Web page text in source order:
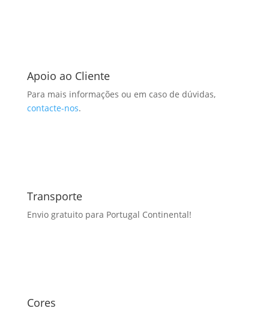
Apoio ao Cliente
Para mais informações ou em caso de dúvidas,
contacte-nos.
Transporte
Envio gratuito para Portugal Continental!
Cores